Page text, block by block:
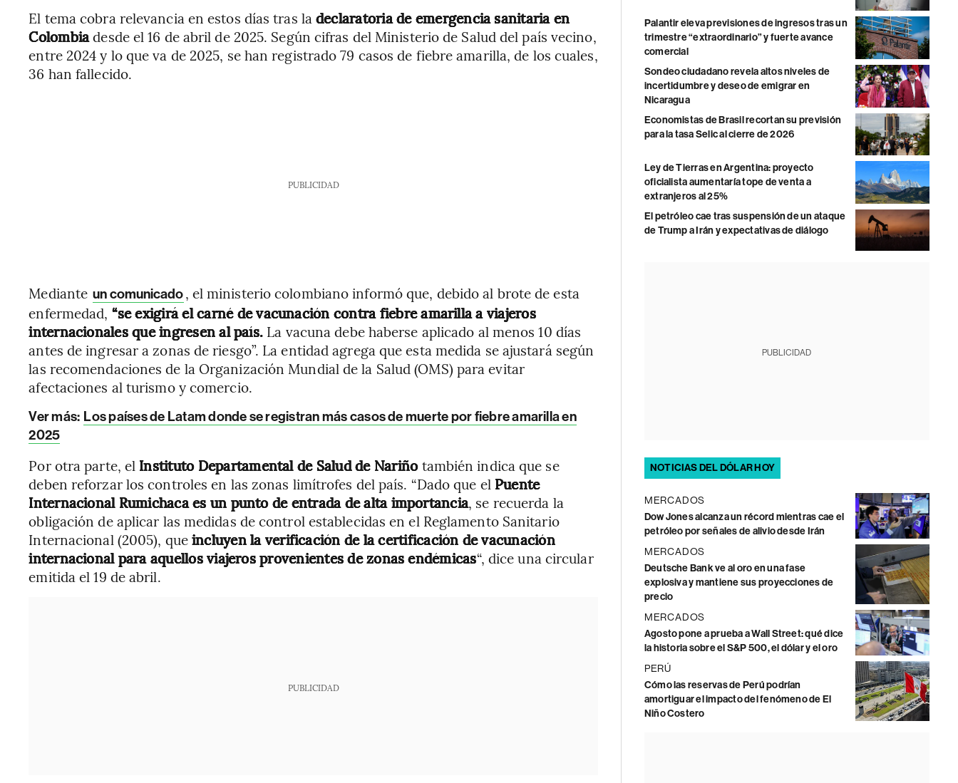
El tema cobra relevancia en estos días tras ladeclaratoria de emergencia sanitaria en
Colombiadesde el 16 de abril de 2025. Según cifras del Ministerio de Salud del país vecino,
entre 2024 y lo que va de 2025, se han registrado 79 casos de fiebre amarilla, de los cuales,
36 han fallecido.
PUBLICIDAD
Mediante un comunicado, el ministerio colombiano informó que, debido al brote de esta
enfermedad, “se exigirá el carné de vacunación contra fiebre amarilla a viajeros
internacionales que ingresen al país. La vacuna debe haberse aplicado al menos 10 días
antes de ingresar a zonas de riesgo”. La entidad agrega que esta medida se ajustará según
las recomendaciones de la Organización Mundial de la Salud (OMS) para evitar
afectaciones al turismo y comercio.
Ver más: Los países de Latam donde se registran más casos de muerte por fiebre amarilla en
2025
Por otra parte, el Instituto Departamental de Salud de Nariñotambién indica que se
deben reforzar los controles en las zonas limítrofes del país. “Dado que el Puente
Internacional Rumichaca es un punto de entrada de alta importancia, se recuerda la
obligación de aplicar las medidas de control establecidas en el Reglamento Sanitario
Internacional (2005), queincluyen la verificación de la certificación de vacunación
internacional para aquellos viajeros provenientes de zonas endémicas“, dice una circular
emitida el 19 de abril.
PUBLICIDAD
Palantir eleva previsiones de ingresos tras un
trimestre “extraordinario” y fuerte avance
comercial
Sondeo ciudadano revela altos niveles de
incertidumbre y deseo de emigrar en
Nicaragua
Economistas de Brasil recortan su previsión
para la tasa Selic al cierre de 2026
Ley de Tierras en Argentina: proyecto
oficialista aumentaría tope de venta a
extranjeros al 25%
El petróleo cae tras suspensión de un ataque
de Trump a Irán y expectativas de diálogo
PUBLICIDAD
NOTICIAS DEL DÓLAR HOY
MERCADOS
Dow Jones alcanza un récord mientras cae el
petróleo por señales de alivio desde Irán
MERCADOS
Deutsche Bank ve al oro en una fase
explosiva y mantiene sus proyecciones de
precio
MERCADOS
Agosto pone a prueba a Wall Street: qué dice
la historia sobre el S&P 500, el dólar y el oro
PERÚ
Cómo las reservas de Perú podrían
amortiguar el impacto del fenómeno de El
Niño Costero